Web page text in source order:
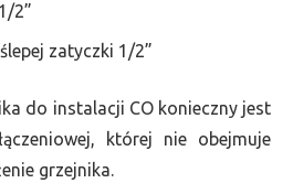
2”
zatyczki 1/2”
do instalacji CO konieczny jest
której nie obejmuje
grzejnika.